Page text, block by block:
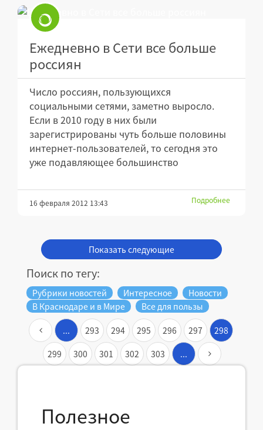
Ежедневно в Сети все больше
россиян
Число россиян, пользующихся
социальными сетями, заметно выросло.
Если в 2010 году в них были
зарегистрированы чуть больше половины
интернет-пользователей, то сегодня это
уже подавляющее большинство
16 февраля 2012 13:43 Подробнее
Показать следующие
Поиск по тегу:
Рубрики новостей Интересное
Новости
В Краснодаре и в Мире
Все для пользы
... 293 294 295 296 297
298
299
300 301 302 303 ...
Полезное